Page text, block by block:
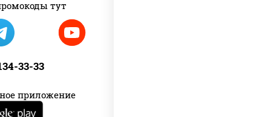
тут
33-33
приложение